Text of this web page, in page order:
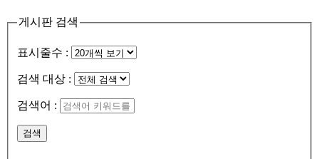
게시판 검색
표시줄수 :
검색 대상 :
검색어 :
검색